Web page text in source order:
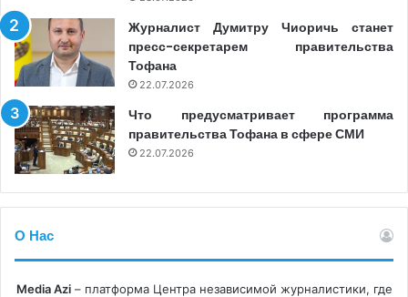
Журналист Думитру Чиоричь станет
пресс-секретарем правительства
Тофана
22.07.2026
Что предусматривает программа
правительства Тофана в сфере СМИ
22.07.2026
О Нас
Media Azi– платформа Центра независимой журналистики, где